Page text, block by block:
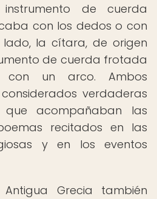
de cuerda
con los dedos o con
la cítara, de origen
de cuerda frotada
un arco. Ambos
verdaderas
que acompañaban las
recitados en las
y en los eventos
Grecia también